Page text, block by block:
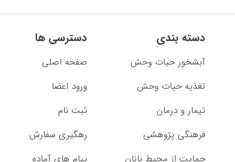
دسته بندی
آبشخور حیات وحش
تغذیه حیات وحش
تیمار و درمان
فرهنگی پژوهشی
حمایت از محیط بانان
دسترسی ها
صفحه اصلی
ورود اعضا
ثبت نام
رهگیری سفارش
پیام های آماده